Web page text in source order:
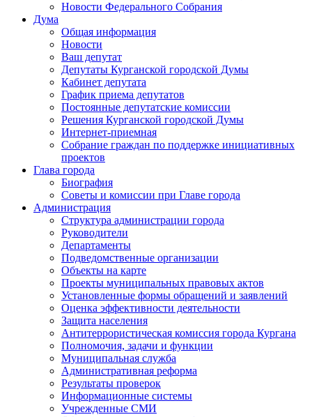
Новости Федерального Cобрания
Дума
Общая информация
Новости
Ваш депутат
Депутаты Курганской городской Думы
Кабинет депутата
График приема депутатов
Постоянные депутатские комиссии
Решения Курганской городской Думы
Интернет-приемная
Собрание граждан по поддержке инициативных
проектов
Глава города
Биография
Советы и комиссии при Главе города
Администрация
Структура администрации города
Руководители
Департаменты
Подведомственные организации
Объекты на карте
Проекты муниципальных правовых актов
Установленные формы обращений и заявлений
Оценка эффективности деятельности
Защита населения
Антитеррористическая комиссия города Кургана
Полномочия, задачи и функции
Муниципальная служба
Административная реформа
Результаты проверок
Информационные системы
Учрежденные СМИ